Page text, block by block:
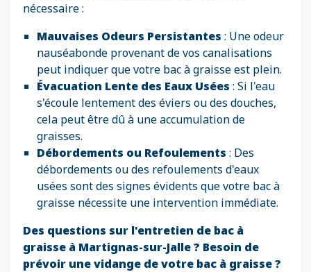
nécessaire :
Mauvaises Odeurs Persistantes : Une odeur
nauséabonde provenant de vos canalisations
peut indiquer que votre bac à graisse est plein.
Évacuation Lente des Eaux Usées : Si l'eau
s'écoule lentement des éviers ou des douches,
cela peut être dû à une accumulation de
graisses.
Débordements ou Refoulements : Des
débordements ou des refoulements d'eaux
usées sont des signes évidents que votre bac à
graisse nécessite une intervention immédiate.
Des questions sur l'entretien de bac à
graisse à Martignas-sur-Jalle ? Besoin de
prévoir une vidange de votre bac à graisse ?